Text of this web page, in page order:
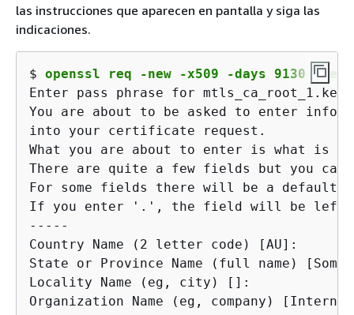
las instrucciones que aparecen en pantalla y siga las
indicaciones.
$ openssl req -new -x509 -days 9130 -
Enter pass phrase for mtls_ca_root_1.key:
You are about to be asked to enter
into your certificate request.
What you are about to enter is what is
There are quite a few fields but you can
For some fields there will be a default
If you enter '.', the field will be left
-----
Country Name (2 letter code) [AU]:
State or Province Name (full name)
Locality Name (eg, city) []:
Organization Name (eg, company)